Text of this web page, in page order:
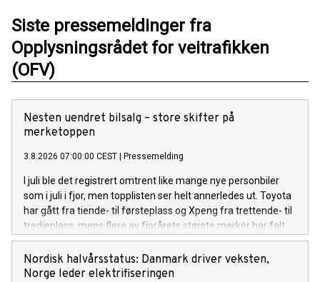
Siste pressemeldinger fra
Opplysningsrådet for veitrafikken
(OFV)
Nesten uendret bilsalg – store skifter på
merketoppen
3.8.2026 07:00:00 CEST | Pressemelding
I juli ble det registrert omtrent like mange nye personbiler
som i juli i fjor, men topplisten ser helt annerledes ut. Toyota
har gått fra tiende- til førsteplass og Xpeng fra trettende- til
tredjeplass, mens flere av fjorårets største merker har falt
tilbake.
Nordisk halvårsstatus: Danmark driver veksten,
Norge leder elektrifiseringen